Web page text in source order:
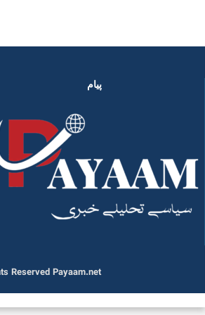
پیام
Copyright © 2023, All Rights Reserved Payaam.net